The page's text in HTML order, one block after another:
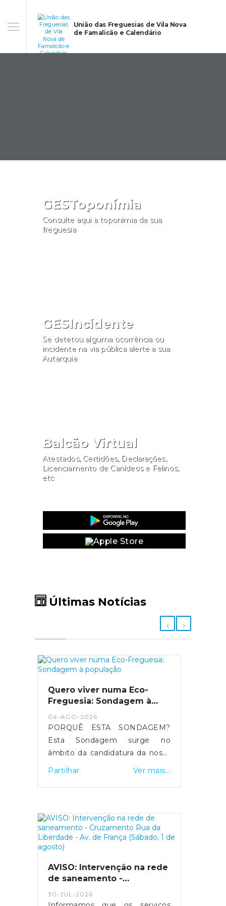
União das Freguesias de Vila Nova
de Famalicão e Calendário
GESToponímia
Consulte aqui a toponímia da sua
freguesia
GESIncidente
Se detetou alguma ocorrência ou
incidente na via pública alerte a sua
Autarquia
Balcão Virtual
Atestados, Certidões, Declarações,
Licenciamento de Canídeos e Felinos,
etc
Últimas Notícias
Quero viver numa Eco-
Freguesia: Sondagem à
04-AGO-2026
PORQUÊ ESTA SONDAGEM?
Esta Sondagem surge no
âmbito da candidatura da nossa
freguesia ao Galardão Bandeira
promovido pela Associação
Educação (ABAAE).A
necessidade de estreitar a
relação entre a população e a
autarquia num processo de
candidatura que se pretende
alicerçado na democracia
participativa, deu origem à ideia
Partilhar Ver mais...
AVISO: Intervenção na rede
de saneamento -
Liberdade - Av. de França
30-JUL-2026